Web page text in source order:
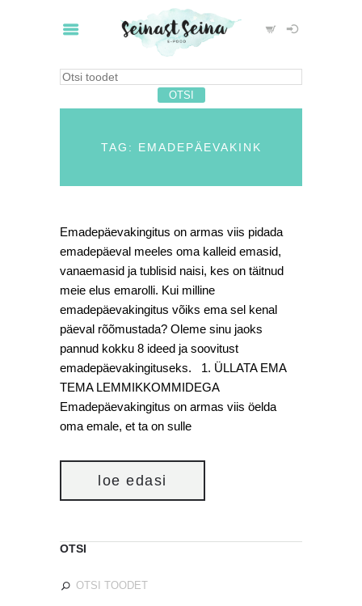
TAG: EMADEPÄEVAKINK
Emadepäevakingitus on armas viis pidada
emadepäeval meeles oma kalleid emasid,
vanaemasid ja tublisid naisi, kes on täitnud
meie elus emarolli. Kui milline
emadepäevakingitus võiks ema sel kenal
päeval rõõmustada? Oleme sinu jaoks
pannud kokku 8 ideed ja soovitust
emadepäevakingituseks. 1. ÜLLATA EMA
TEMA LEMMIKKOMMIDEGA
Emadepäevakingitus on armas viis öelda
oma emale, et ta on sulle
loe edasi
OTSI